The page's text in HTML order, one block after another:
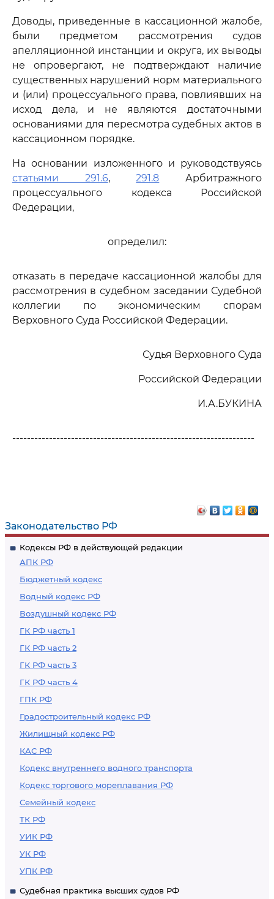
Законодательство РФ
Кодексы РФ в действующей редакции
АПК РФ
Бюджетный кодекс
Водный кодекс РФ
Воздушный кодекс РФ
ГК РФ часть 1
ГК РФ часть 2
ГК РФ часть 3
ГК РФ часть 4
ГПК РФ
Градостроительный кодекс РФ
Жилищный кодекс РФ
КАС РФ
Кодекс внутреннего водного транспорта
Кодекс торгового мореплавания РФ
Семейный кодекс
ТК РФ
УИК РФ
УК РФ
УПК РФ
Судебная практика высших судов РФ
Доводы, приведенные в кассационной жалобе,
были предметом рассмотрения судов
апелляционной инстанции и округа, их выводы
не опровергают, не подтверждают наличие
существенных нарушений норм материального
и (или) процессуального права, повлиявших на
исход дела, и не являются достаточными
основаниями для пересмотра судебных актов в
кассационном порядке.
На основании изложенного и руководствуясь
статьями 291.6,291.8 Арбитражного
процессуального кодекса Российской
Федерации,
определил:
отказать в передаче кассационной жалобы для
рассмотрения в судебном заседании Судебной
коллегии по экономическим спорам
Верховного Суда Российской Федерации.
Судья Верховного Суда
Российской Федерации
И.А.БУКИНА
------------------------------------------------------------------